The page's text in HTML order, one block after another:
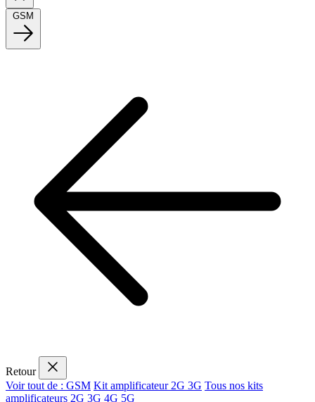
GSM
Retour
Voir tout de : GSM Kit amplificateur 2G 3G Tous nos kits
amplificateurs 2G 3G 4G 5G